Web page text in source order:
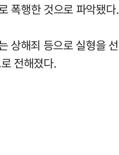
폭행한 것으로 파악됐다.
상해죄 등으로 실형을
전해졌다.